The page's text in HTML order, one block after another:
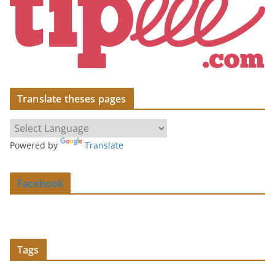
Translate theses pages
Powered by Translate
Facebook
Tags